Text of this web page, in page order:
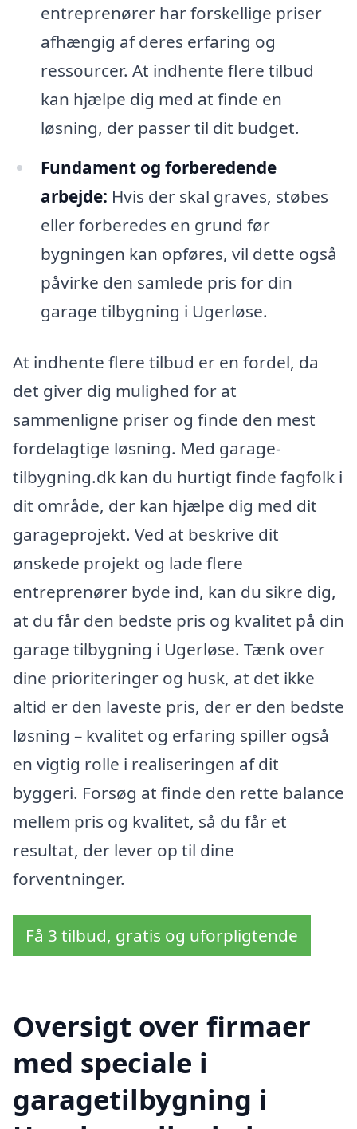
entreprenører har forskellige priser
afhængig af deres erfaring og
ressourcer. At indhente flere tilbud
kan hjælpe dig med at finde en
løsning, der passer til dit budget.
Fundament og forberedende
arbejde: Hvis der skal graves, støbes
eller forberedes en grund før
bygningen kan opføres, vil dette også
påvirke den samlede pris for din
garage tilbygning i Ugerløse.
At indhente flere tilbud er en fordel, da
det giver dig mulighed for at
sammenligne priser og finde den mest
fordelagtige løsning. Med garage-
tilbygning.dk kan du hurtigt finde fagfolk i
dit område, der kan hjælpe dig med dit
garageprojekt. Ved at beskrive dit
ønskede projekt og lade flere
entreprenører byde ind, kan du sikre dig,
at du får den bedste pris og kvalitet på din
garage tilbygning i Ugerløse. Tænk over
dine prioriteringer og husk, at det ikke
altid er den laveste pris, der er den bedste
løsning – kvalitet og erfaring spiller også
en vigtig rolle i realiseringen af dit
byggeri. Forsøg at finde den rette balance
mellem pris og kvalitet, så du får et
resultat, der lever op til dine
forventninger.
Få 3 tilbud, gratis og uforpligtende
Oversigt over firmaer
med speciale i
garagetilbygning i